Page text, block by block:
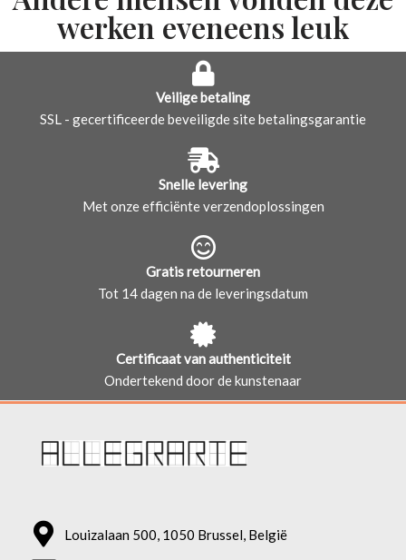
werken eveneens leuk
Veilige betaling
SSL - gecertificeerde beveiligde site betalingsgarantie
Snelle levering
Met onze efficiënte verzendoplossingen
Gratis retourneren
Tot 14 dagen na de leveringsdatum
Certificaat van authenticiteit
Ondertekend door de kunstenaar
Louizalaan 500, 1050 Brussel, België